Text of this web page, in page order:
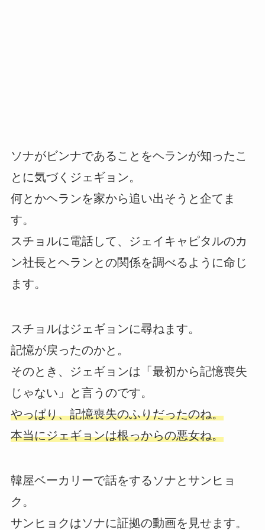
ソナがビンナであることをヘランが知ったこ
とに気づくジェギョン。
何とかヘランを家から追い出そうと企てま
す。
スチョルに電話して、ジェイキャピタルのカ
ン社長とヘランとの関係を調べるように命じ
ます。
スチョルはジェギョンに尋ねます。
記憶が戻ったのかと。
そのとき、ジェギョンは「最初から記憶喪失
じゃない」と言うのです。
やっぱり、記憶喪失のふりだったのね。
本当にジェギョンは根っからの悪女ね。
韓屋ベーカリーで話をするソナとサンヒョ
ク。
サンヒョクはソナに証拠の動画を見せます。